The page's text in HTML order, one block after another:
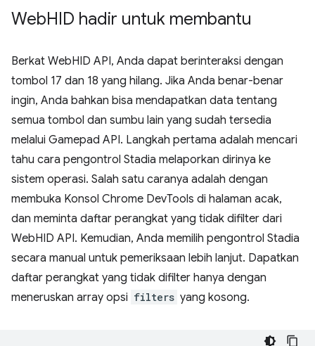
WebHID hadir untuk membantu
Berkat WebHID API, Anda dapat berinteraksi dengan
tombol 17 dan 18 yang hilang. Jika Anda benar-benar
ingin, Anda bahkan bisa mendapatkan data tentang
semua tombol dan sumbu lain yang sudah tersedia
melalui Gamepad API. Langkah pertama adalah mencari
tahu cara pengontrol Stadia melaporkan dirinya ke
sistem operasi. Salah satu caranya adalah dengan
membuka Konsol Chrome DevTools di halaman acak,
dan meminta daftar perangkat yang tidak difilter dari
WebHID API. Kemudian, Anda memilih pengontrol Stadia
secara manual untuk pemeriksaan lebih lanjut. Dapatkan
daftar perangkat yang tidak difilter hanya dengan
meneruskan array opsi filters yang kosong.